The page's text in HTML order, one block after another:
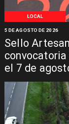
LOCAL
Sello
el 7 de
5 DE AGOSTO DE 2026